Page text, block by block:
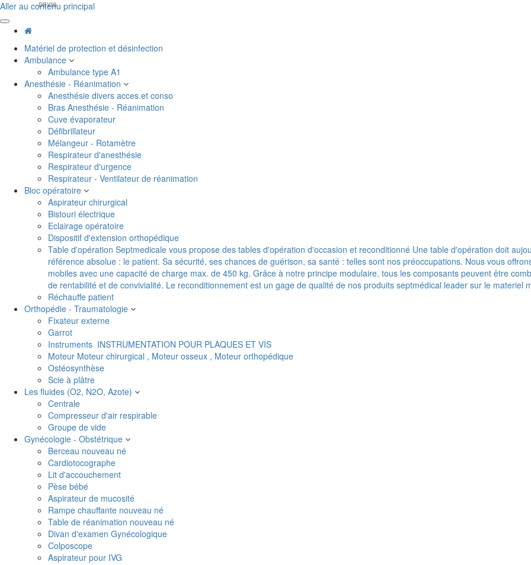
Aller au contenu principal
Matériel de protection et désinfection
Ambulance
Ambulance type A1
Anesthésie - Réanimation
Anesthésie divers acces.et conso
Bras Anesthésie - Réanimation
Cuve évaporateur
Défibrillateur
Mélangeur - Rotamètre
Respirateur d'anesthésie
Respirateur d'urgence
Respirateur - Ventilateur de réanimation
Bloc opératoire
Aspirateur chirurgical
Bistouri électrique
Eclairage opératoire
Dispositif d'extension orthopédique
Table d'opération Septmedicale vous propose des tables d'opération d'occasion et reconditionné Une table d'opération doit
référence absolue : le patient. Sa sécurité, ses chances de guérison, sa santé : telles sont nos préoccupations. Nous vous
mobiles avec une capacité de charge max. de 450 kg. Grâce à notre principe modulaire, tous les composants peuvent être
de rentabilité et de convivialité. Le reconditionnement est un gage de qualité de nos produits septmédical leader sur le materiel
Réchauffe patient
Orthopédie - Traumatologie
Fixateur externe
Garrot
Instruments INSTRUMENTATION POUR PLAQUES ET VIS
Moteur Moteur chirurgical , Moteur osseux , Moteur orthopédique
Ostéosynthèse
Scie à plâtre
Les fluides (O2, N2O, Azote)
Centrale
Compresseur d'air respirable
Groupe de vide
Gynécologie - Obstétrique
Berceau nouveau né
Cardiotocographe
Lit d'accouchement
Pèse bébé
Aspirateur de mucosité
Rampe chauffante nouveau né
Table de réanimation nouveau né
Divan d'examen Gynécologique
Colposcope
Aspirateur pour IVG
DEVIS